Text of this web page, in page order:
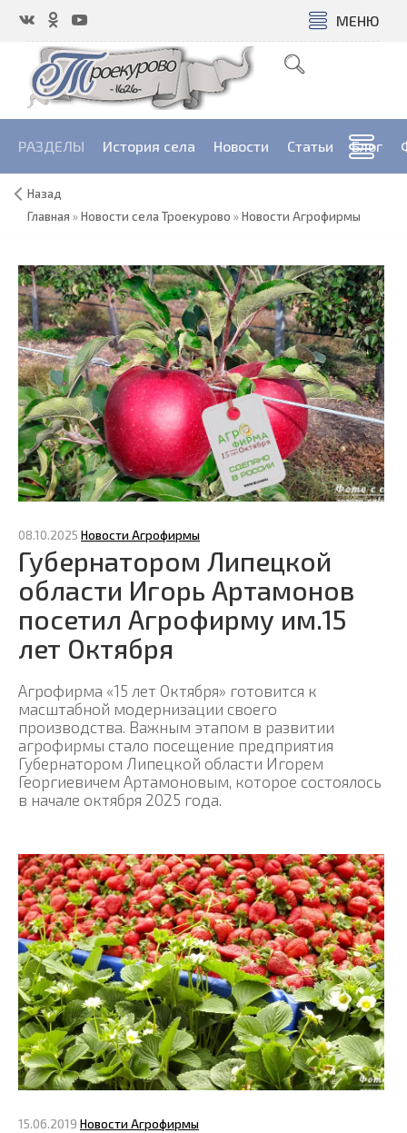
МЕНЮ
РАЗДЕЛЫ История села Новости Cтатьи Блог
Назад
Главная »Новости села Троекурово »Новости Агрофирмы
08.10.2025 Новости Агрофирмы
Губернатором Липецкой
области Игорь Артамонов
посетил Агрофирму им.15
лет Октября
Агрофирма «15 лет Октября» готовится к
масштабной модернизации своего
производства. Важным этапом в развитии
агрофирмы стало посещение предприятия
Губернатором Липецкой области Игорем
Георгиевичем Артамоновым, которое состоялось
в начале октября 2025 года.
15.06.2019 Новости Агрофирмы